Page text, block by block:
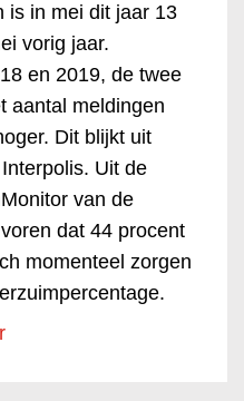
is in mei dit jaar 13
vorig jaar.
en 2019, de twee
aantal meldingen
Dit blijkt uit
Uit de
van de
dat 44 procent
momenteel zorgen